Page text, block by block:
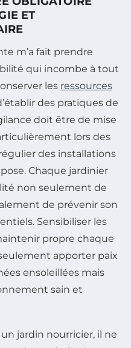
ET
m’a fait prendre
qui incombe à tout
les ressources
des pratiques de
doit être de mise
lors des
des installations
Chaque jardinier
non seulement de
de prévenir son
Sensibiliser les
propre chaque
apporter paix
ensoleillées mais
sain et
jardin nourricier, il ne